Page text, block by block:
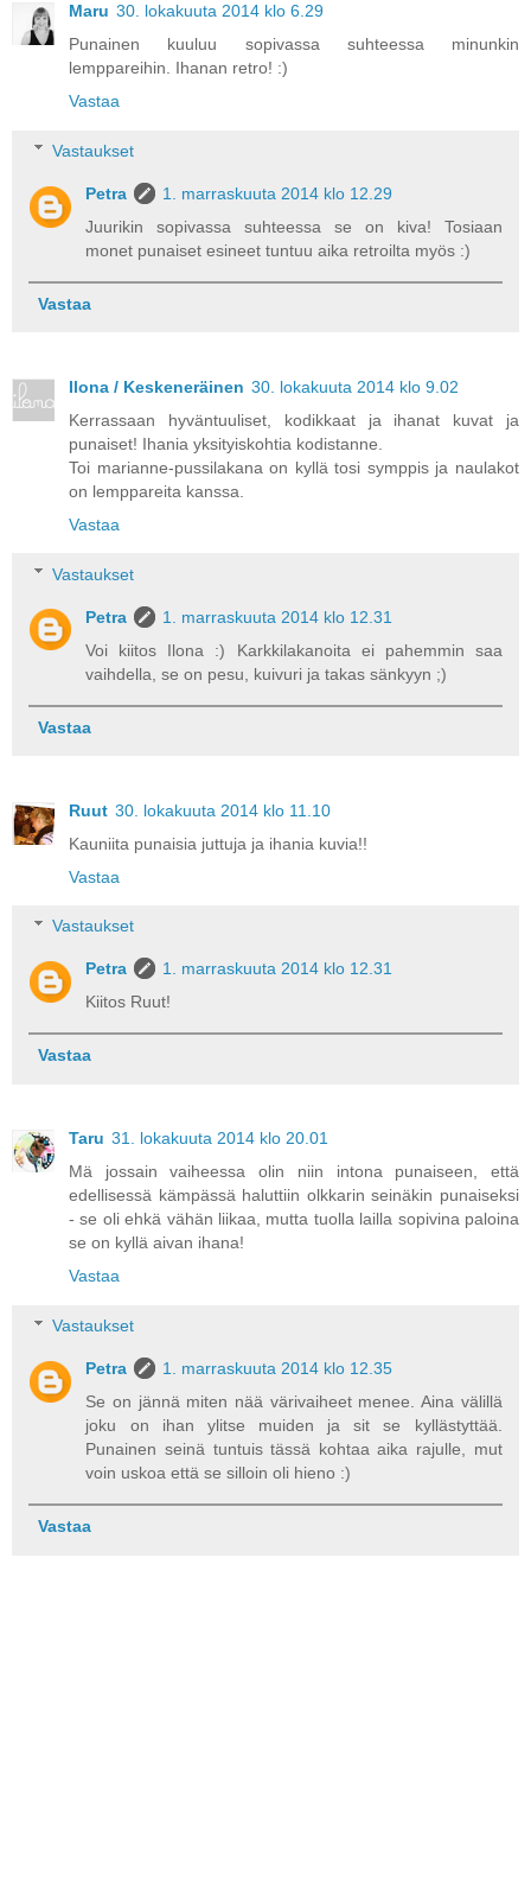
Maru 30. lokakuuta 2014 klo 6.29
Punainen kuuluu sopivassa suhteessa minunkin
lemppareihin. Ihanan retro! :)
Vastaa
Vastaukset
Petra
1. marraskuuta 2014 klo 12.29
Juurikin sopivassa suhteessa se on kiva! Tosiaan
monet punaiset esineet tuntuu aika retroilta myös :)
Vastaa
Ilona / Keskeneräinen 30. lokakuuta 2014 klo 9.02
Kerrassaan hyväntuuliset, kodikkaat ja ihanat kuvat ja
punaiset! Ihania yksityiskohtia kodistanne.
Toi marianne-pussilakana on kyllä tosi symppis ja naulakot
on lemppareita kanssa.
Vastaa
Vastaukset
Petra
1. marraskuuta 2014 klo 12.31
Voi kiitos Ilona :) Karkkilakanoita ei pahemmin saa
vaihdella, se on pesu, kuivuri ja takas sänkyyn ;)
Vastaa
Ruut 30. lokakuuta 2014 klo 11.10
Kauniita punaisia juttuja ja ihania kuvia!!
Vastaa
Vastaukset
Petra
1. marraskuuta 2014 klo 12.31
Kiitos Ruut!
Vastaa
Taru 31. lokakuuta 2014 klo 20.01
Mä jossain vaiheessa olin niin intona punaiseen, että
edellisessä kämpässä haluttiin olkkarin seinäkin punaiseksi
- se oli ehkä vähän liikaa, mutta tuolla lailla sopivina paloina
se on kyllä aivan ihana!
Vastaa
Vastaukset
Petra
1. marraskuuta 2014 klo 12.35
Se on jännä miten nää värivaiheet menee. Aina välillä
joku on ihan ylitse muiden ja sit se kyllästyttää.
Punainen seinä tuntuis tässä kohtaa aika rajulle, mut
voin uskoa että se silloin oli hieno :)
Vastaa